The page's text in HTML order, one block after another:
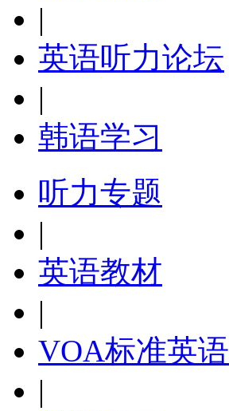
|
英语听力论坛
|
韩语学习
听力专题
|
英语教材
|
VOA标准英语
|